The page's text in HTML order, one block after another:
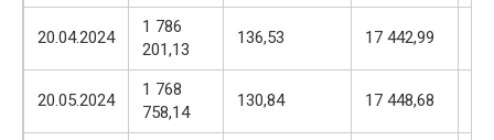
20.04.2024
1 786
201,13
136,53 17 442,99
20.05.2024
1 768
758,14
130,84 17 448,68